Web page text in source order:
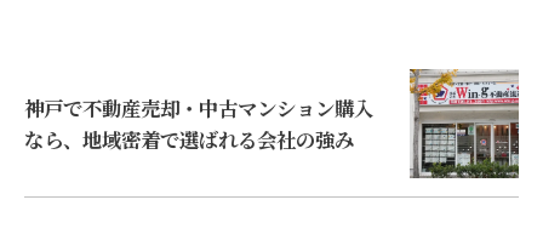
神戸で不動産売却・中古マンション購入
なら、地域密着で選ばれる会社の強み